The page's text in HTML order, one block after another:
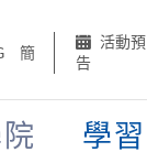
簡
活動預
告
學習